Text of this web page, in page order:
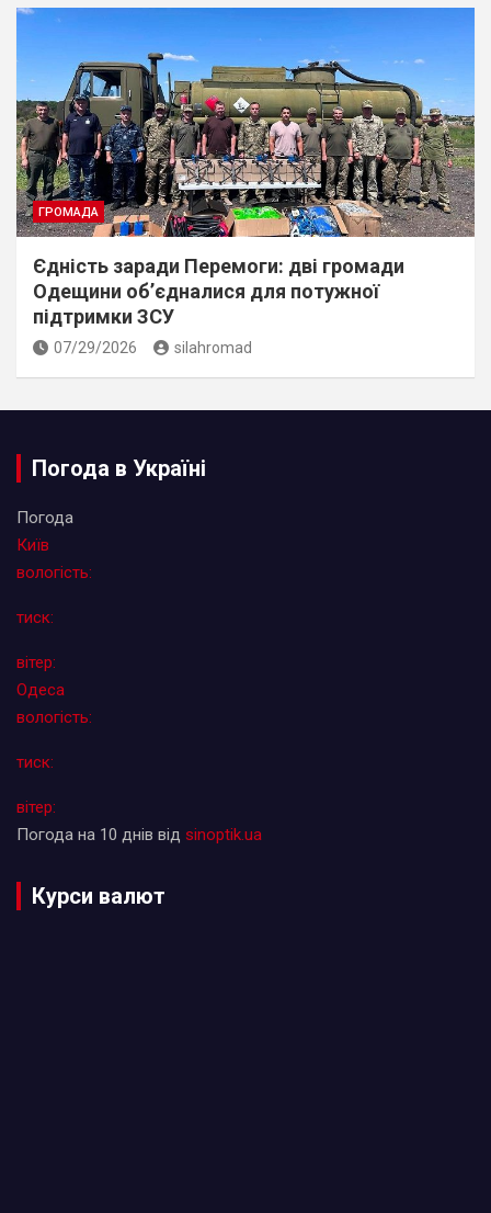
ГРОМАДА
Єдність заради Перемоги: дві громади
Одещини об’єдналися для потужної
підтримки ЗСУ
07/29/2026 silahromad
Погода в Україні
Погода
Київ
вологість:
тиск:
вітер:
Одеса
вологість:
тиск:
вітер:
Погода на 10 днів від sinoptik.ua
Курси валют